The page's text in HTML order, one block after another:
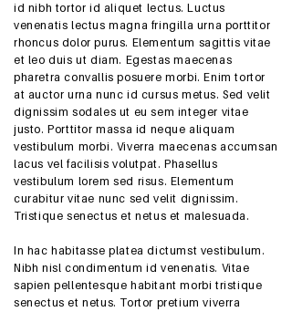
id nibh tortor id aliquet lectus. Luctus
venenatis lectus magna fringilla urna porttitor
rhoncus dolor purus. Elementum sagittis vitae
et leo duis ut diam. Egestas maecenas
pharetra convallis posuere morbi. Enim tortor
at auctor urna nunc id cursus metus. Sed velit
dignissim sodales ut eu sem integer vitae
justo. Porttitor massa id neque aliquam
vestibulum morbi. Viverra maecenas accumsan
lacus vel facilisis volutpat. Phasellus
vestibulum lorem sed risus. Elementum
curabitur vitae nunc sed velit dignissim.
Tristique senectus et netus et malesuada.
In hac habitasse platea dictumst vestibulum.
Nibh nisl condimentum id venenatis. Vitae
sapien pellentesque habitant morbi tristique
senectus et netus. Tortor pretium viverra